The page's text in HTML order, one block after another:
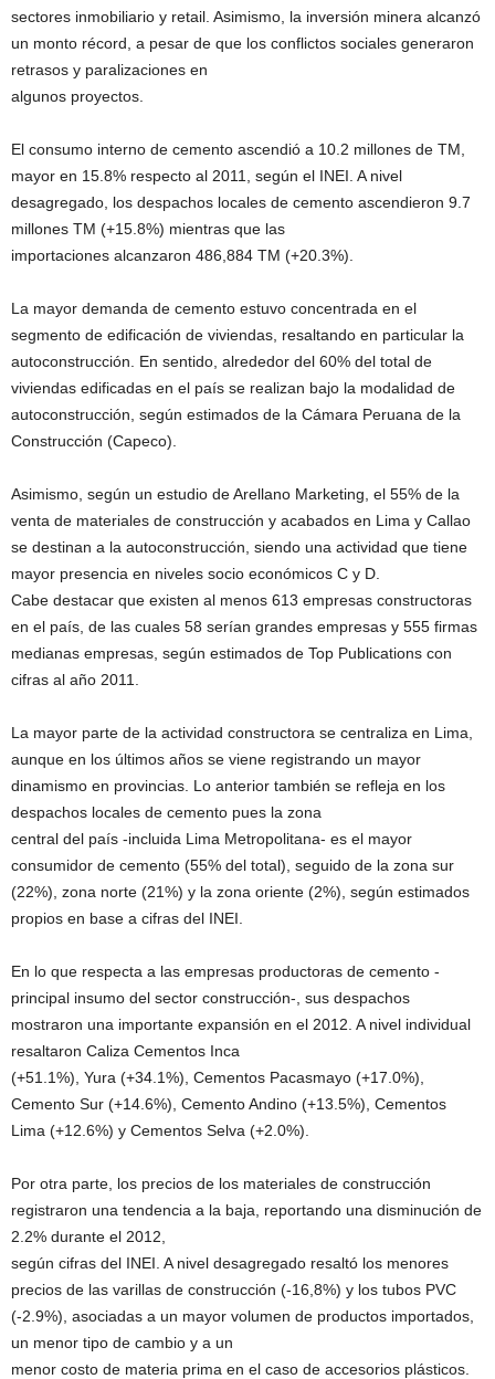
sectores inmobiliario y retail. Asimismo, la inversión minera alcanzó
un monto récord, a pesar de que los conflictos sociales generaron
retrasos y paralizaciones en
algunos proyectos.
El consumo interno de cemento ascendió a 10.2 millones de TM,
mayor en 15.8% respecto al 2011, según el INEI. A nivel
desagregado, los despachos locales de cemento ascendieron 9.7
millones TM (+15.8%) mientras que las
importaciones alcanzaron 486,884 TM (+20.3%).
La mayor demanda de cemento estuvo concentrada en el
segmento de edificación de viviendas, resaltando en particular la
autoconstrucción. En sentido, alrededor del 60% del total de
viviendas edificadas en el país se realizan bajo la modalidad de
autoconstrucción, según estimados de la Cámara Peruana de la
Construcción (Capeco).
Asimismo, según un estudio de Arellano Marketing, el 55% de la
venta de materiales de construcción y acabados en Lima y Callao
se destinan a la autoconstrucción, siendo una actividad que tiene
mayor presencia en niveles socio económicos C y D.
Cabe destacar que existen al menos 613 empresas constructoras
en el país, de las cuales 58 serían grandes empresas y 555 firmas
medianas empresas, según estimados de Top Publications con
cifras al año 2011.
La mayor parte de la actividad constructora se centraliza en Lima,
aunque en los últimos años se viene registrando un mayor
dinamismo en provincias. Lo anterior también se refleja en los
despachos locales de cemento pues la zona
central del país -incluida Lima Metropolitana- es el mayor
consumidor de cemento (55% del total), seguido de la zona sur
(22%), zona norte (21%) y la zona oriente (2%), según estimados
propios en base a cifras del INEI.
En lo que respecta a las empresas productoras de cemento -
principal insumo del sector construcción-, sus despachos
mostraron una importante expansión en el 2012. A nivel individual
resaltaron Caliza Cementos Inca
(+51.1%), Yura (+34.1%), Cementos Pacasmayo (+17.0%),
Cemento Sur (+14.6%), Cemento Andino (+13.5%), Cementos
Lima (+12.6%) y Cementos Selva (+2.0%).
Por otra parte, los precios de los materiales de construcción
registraron una tendencia a la baja, reportando una disminución de
2.2% durante el 2012,
según cifras del INEI. A nivel desagregado resaltó los menores
precios de las varillas de construcción (-16,8%) y los tubos PVC
(-2.9%), asociadas a un mayor volumen de productos importados,
un menor tipo de cambio y a un
menor costo de materia prima en el caso de accesorios plásticos.